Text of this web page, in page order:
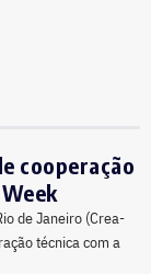
cooperação
de Janeiro (Crea-
técnica com a